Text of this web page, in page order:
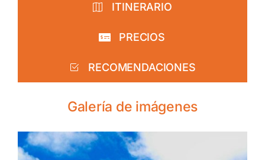
ITINERARIO
PRECIOS
RECOMENDACIONES
Galería de imágenes